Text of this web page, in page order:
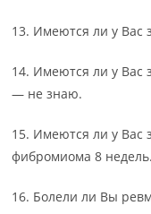
13. Имеются ли у Вас
14. Имеются ли у Вас
— не знаю.
15. Имеются ли у Вас
фибромиома 8 недель.
16. Болели ли Вы